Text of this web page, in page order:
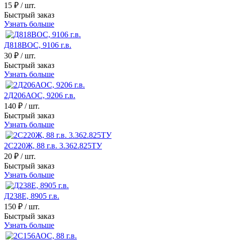
15 ₽ / шт.
Быстрый заказ
Узнать больше
Д818ВОС, 9106 г.в.
30 ₽ / шт.
Быстрый заказ
Узнать больше
2Д206АОС, 9206 г.в.
140 ₽ / шт.
Быстрый заказ
Узнать больше
2С220Ж, 88 г.в. 3.362.825ТУ
20 ₽ / шт.
Быстрый заказ
Узнать больше
Д238Е, 8905 г.в.
150 ₽ / шт.
Быстрый заказ
Узнать больше